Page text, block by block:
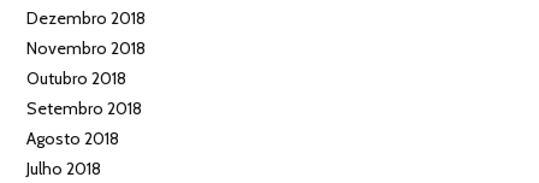
Dezembro 2018
Novembro 2018
Outubro 2018
Setembro 2018
Agosto 2018
Julho 2018